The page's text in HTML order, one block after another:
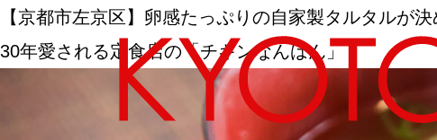
【京都市左京区】卵感たっぷりの自家製タルタルが
30年愛される定食店の「チキンなんばん」